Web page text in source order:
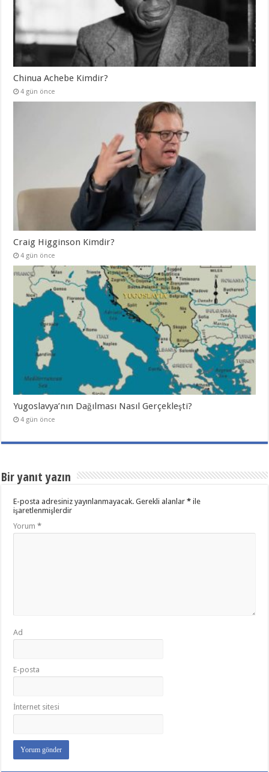
Chinua Achebe Kimdir?
4 gün önce
Craig Higginson Kimdir?
4 gün önce
Yugoslavya’nın Dağılması Nasıl Gerçekleşti?
4 gün önce
Bir yanıt yazın
E-posta adresiniz yayınlanmayacak. Gerekli alanlar* ile
işaretlenmişlerdir
Yorum*
Ad
E-posta
İnternet sitesi